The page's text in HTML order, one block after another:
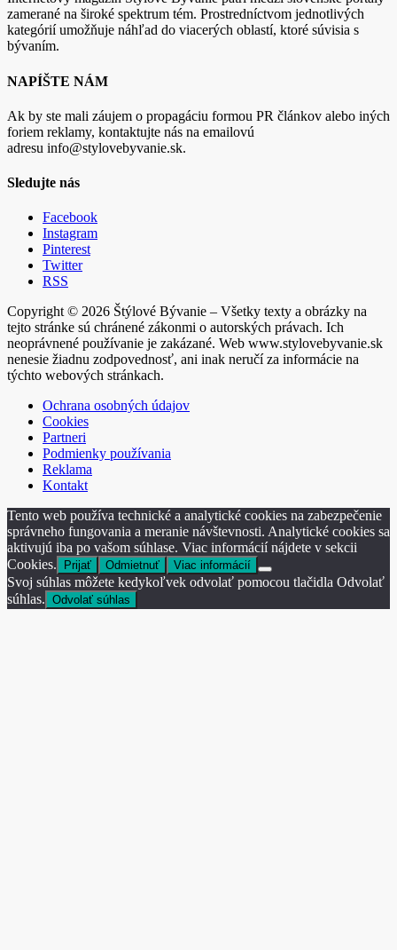
zamerané na široké spektrum tém. Prostredníctvom jednotlivých
kategórií umožňuje náhľad do viacerých oblastí, ktoré súvisia s
bývaním.
NAPÍŠTE NÁM
Ak by ste mali záujem o propagáciu formou PR článkov alebo iných
foriem reklamy, kontaktujte nás na emailovú
adresu info@stylovebyvanie.sk.
Sledujte nás
Facebook
Instagram
Pinterest
Twitter
RSS
Copyright © 2026 Štýlové Bývanie – Všetky texty a obrázky na
tejto stránke sú chránené zákonmi o autorských právach. Ich
neoprávnené používanie je zakázané. Web www.stylovebyvanie.sk
nenesie žiadnu zodpovednosť, ani inak neručí za informácie na
týchto webových stránkach.
Ochrana osobných údajov
Cookies
Partneri
Podmienky používania
Reklama
Kontakt
Tento web používa technické a analytické cookies na zabezpečenie
správneho fungovania a meranie návštevnosti. Analytické cookies sa
aktivujú iba po vašom súhlase. Viac informácií nájdete v sekcii
Cookies.
Prijať Odmietnuť Viac informácií
Svoj súhlas môžete kedykoľvek odvolať pomocou tlačidla Odvolať
súhlas. Odvolať súhlas